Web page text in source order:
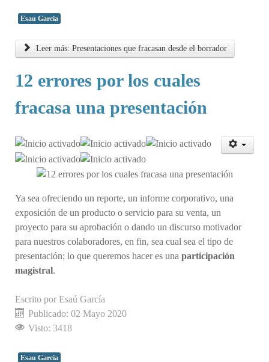
Esau Garcia
Leer más: Presentaciones que fracasan desde el borrador
12 errores por los cuales
fracasa una presentación
Ratio:5/5
Ya sea ofreciendo un reporte, un informe corporativo, una
exposición de un producto o servicio para su venta, un
proyecto para su aprobación o dando un discurso motivador
para nuestros colaboradores, en fin, sea cual sea el tipo de
presentación; lo que queremos hacer es una participación
magistral.
Escrito por Esaú García
Publicado: 02 Mayo 2020
Visto: 3418
Esau Garcia